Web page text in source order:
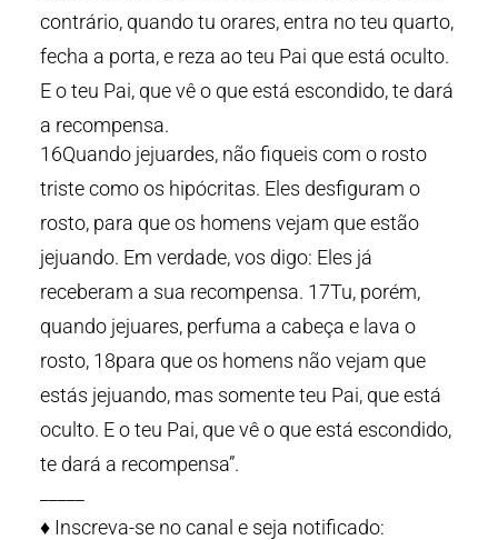
contrário, quando tu orares, entra no teu quarto,
fecha a porta, e reza ao teu Pai que está oculto.
E o teu Pai, que vê o que está escondido, te dará
a recompensa.
16Quando jejuardes, não fiqueis com o rosto
triste como os hipócritas. Eles desfiguram o
rosto, para que os homens vejam que estão
jejuando. Em verdade, vos digo: Eles já
receberam a sua recompensa. 17Tu, porém,
quando jejuares, perfuma a cabeça e lava o
rosto, 18para que os homens não vejam que
estás jejuando, mas somente teu Pai, que está
oculto. E o teu Pai, que vê o que está escondido,
te dará a recompensa”.
♦️ Inscreva-se no canal e seja notificado: